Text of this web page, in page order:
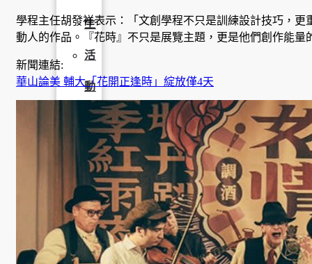
生
活
動
榮
譽
榜
獎
助
學程主任胡發祥表示：「文創學程不只是訓練設計技巧，
動人的作品。『花時』不只是展覽主題，更是他們創作能量
新聞連結:
華山論美 輔大「花開正逢時」綻放僅4天